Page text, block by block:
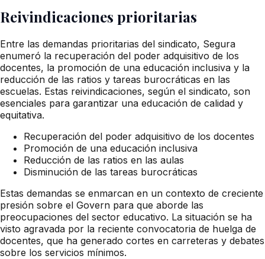
Reivindicaciones prioritarias
Entre las demandas prioritarias del sindicato, Segura
enumeró la recuperación del poder adquisitivo de los
docentes, la promoción de una educación inclusiva y la
reducción de las ratios y tareas burocráticas en las
escuelas. Estas reivindicaciones, según el sindicato, son
esenciales para garantizar una educación de calidad y
equitativa.
Recuperación del poder adquisitivo de los docentes
Promoción de una educación inclusiva
Reducción de las ratios en las aulas
Disminución de las tareas burocráticas
Estas demandas se enmarcan en un contexto de creciente
presión sobre el Govern para que aborde las
preocupaciones del sector educativo. La situación se ha
visto agravada por la reciente convocatoria de huelga de
docentes, que ha generado cortes en carreteras y debates
sobre los servicios mínimos.